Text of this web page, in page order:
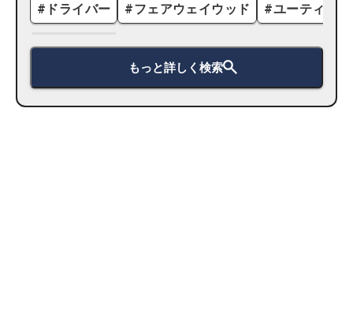
# ドライバー #フェアウェイウッド #ユーティリ
もっと詳しく検索